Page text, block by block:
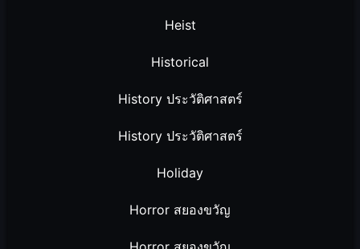
Heist
Historical
History ประวัติศาสตร์
History ประวัติศาสตร์
Holiday
Horror สยองขวัญ